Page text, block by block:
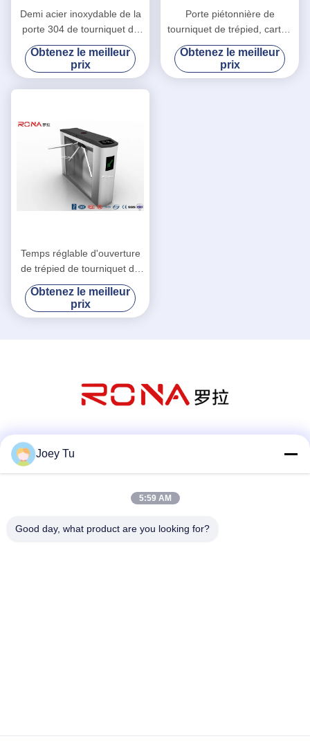
Demi acier inoxydable de la
porte 304 de tourniquet de
trépied de taille les deux
lecteur de cartes directionnel
de RFID
Obtenez le meilleur
prix
Porte piétonnière de
tourniquet de trépied, carte /
contrôle d'accès de demi de
taille de tourniquet
d'empreinte digitale
Obtenez le meilleur
prix
Temps réglable d'ouverture
de trépied de tourniquet de
porte de degré de sécurité
de système électronique de
contrôle d'accès
Obtenez le meilleur
prix
Joey Tu
5:59 AM
Good day, what product are you looking for?